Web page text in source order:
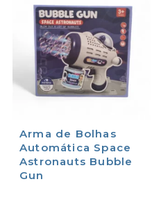
Arma de Bolhas
Automática Space
Astronauts Bubble
Gun